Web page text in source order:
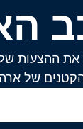
את ההצעות
של